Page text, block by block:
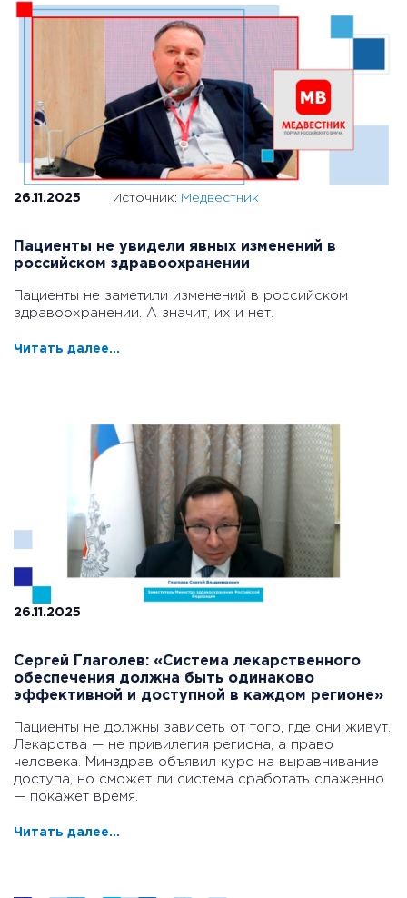
26.11.2025 Источник: Медвестник
Пациенты не увидели явных изменений в
российском здравоохранении
Пациенты не заметили изменений в российском
здравоохранении. А значит, их и нет.
Читать далее...
26.11.2025
Сергей Глаголев: «Система лекарственного
обеспечения должна быть одинаково
эффективной и доступной в каждом регионе»
Пациенты не должны зависеть от того, где они живут.
Лекарства — не привилегия региона, а право
человека. Минздрав объявил курс на выравнивание
доступа, но сможет ли система сработать слаженно
— покажет время.
Читать далее...